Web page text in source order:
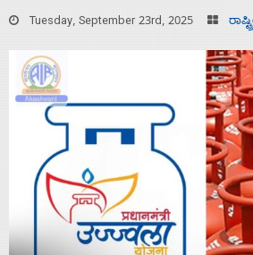
Tuesday, September 23rd, 2025